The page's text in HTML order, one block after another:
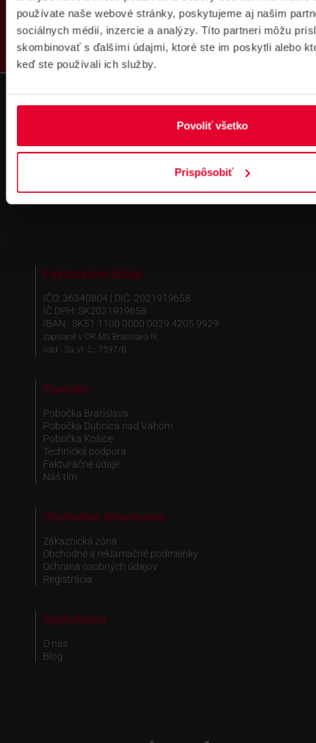
používate naše webové stránky, poskytujeme aj našim
sociálnych médií, inzercie a analýzy. Títo partneri môžu
skombinovať s ďalšími údajmi, ktoré ste im poskytli alebo
keď ste používali ich služby.
Povoliť všetko
Prispôsobiť
PRODUKTY
DOPRAVA ZADARMO
Prihlásenie
na školenie
Fakturačné údaje
IČO: 36340804 | DIČ: 2021919658
IČ DPH: SK2021919658
IBAN : SK51 1100 0000 0029 4205 9929
zapísané v OR MS Bratislava III,
odd.: Sa, vl. č.: 7597/B
Kontakt
Pobočka Bratislava
Pobočka Dubnica nad Váhom
Pobočka Košice
Technická podpora
Fakturačné údaje
Náš tím
Obchodné informácie
Zákaznická zóna
Obchodné a reklamačné podmienky
Ochrana osobných údajov
Registrácia
Spoločnosť
O nás
Blog